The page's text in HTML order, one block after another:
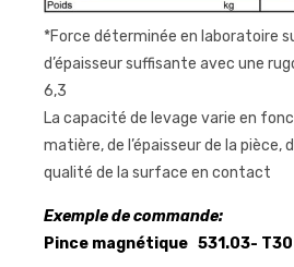
*Force déterminée en laboratoire
d’épaisseur suffisante avec une
6,3
La capacité de levage varie en
matière, de l’épaisseur de la pièce,
qualité de la surface en contact
Exemple de commande:
Pince magnétique 531.03- T30